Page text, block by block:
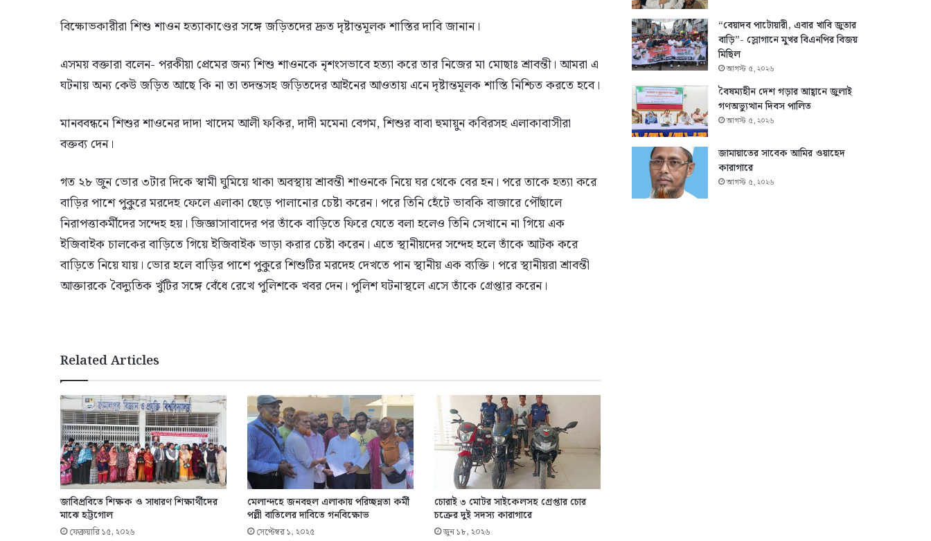
বিক্ষোভকারীরা শিশু শাওন হত্যাকাণ্ডের সঙ্গে জড়িতদের দ্রুত দৃষ্টান্তমূলক শাস্তির দাবি জানান।
এসময় বক্তারা বলেন- পরকীয়া প্রেমের জন্য শিশু শাওনকে নৃশংসভাবে হত্যা করে তার নিজের মা মোছাঃ শ্রাবন্তী। আমরা এ
ঘটনায় অন্য কেউ জড়িত আছে কি না তা তদন্তসহ জড়িতদের আইনের আওতায় এনে দৃষ্টান্তমূলক শাস্তি নিশ্চিত করতে হবে।
মানববন্ধনে শিশুর শাওনের দাদা খাদেম আলী ফকির, দাদী মমেনা বেগম, শিশুর বাবা হুমায়ুন কবিরসহ এলাকাবাসীরা
বক্তব্য দেন।
গত ২৮ জুন ভোর ৩টার দিকে স্বামী ঘুমিয়ে থাকা অবস্থায় শ্রাবন্তী শাওনকে নিয়ে ঘর থেকে বের হন। পরে তাকে হত্যা করে
বাড়ির পাশে পুকুরে মরদেহ ফেলে এলাকা ছেড়ে পালানোর চেষ্টা করেন। পরে তিনি হেঁটে ভাবকি বাজারে পৌঁছালে
নিরাপত্তাকর্মীদের সন্দেহ হয়। জিজ্ঞাসাবাদের পর তাঁকে বাড়িতে ফিরে যেতে বলা হলেও তিনি সেখানে না গিয়ে এক
ইজিবাইক চালকের বাড়িতে গিয়ে ইজিবাইক ভাড়া করার চেষ্টা করেন। এতে স্থানীয়দের সন্দেহ হলে তাঁকে আটক করে
বাড়িতে নিয়ে যায়। ভোর হলে বাড়ির পাশে পুকুরে শিশুটির মরদেহ দেখতে পান স্থানীয় এক ব্যক্তি। পরে স্থানীয়রা শ্রাবন্তী
আক্তারকে বৈদ্যুতিক খুঁটির সঙ্গে বেঁধে রেখে পুলিশকে খবর দেন। পুলিশ ঘটনাস্থলে এসে তাঁকে গ্রেপ্তার করেন।
Related Articles
জাবিপ্রবিতে শিক্ষক ও সাধারণ শিক্ষার্থীদের
মাঝে হট্টগোল
ফেব্রুয়ারি ১৫, ২০২৬
মেলান্দহে জনবহুল এলাকায় পরিচ্ছন্নতা কর্মী
পল্লী বাতিলের দাবিতে গনবিক্ষোভ
সেপ্টেম্বর ১, ২০২৫
চোরাই ৩ মোটর সাইকেলসহ গ্রেপ্তার চোর
চক্রের দুই সদস্য কারাগারে
জুন ১৮, ২০২৬
“বেয়াদব পাটোয়ারী, এবার খাবি জুতার
বাড়ি”- স্লোগানে মুখর বিএনপির বিজয়
মিছিল
আগস্ট ৫, ২০২৬
বৈষম্যহীন দেশ গড়ার আহ্বানে জুলাই
গণঅভ্যুত্থান দিবস পালিত
আগস্ট ৫, ২০২৬
জামায়াতের সাবেক আমির ওয়াহেদ
কারাগারে
আগস্ট ৫, ২০২৬